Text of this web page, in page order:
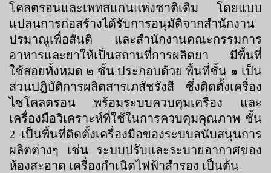
โคลตรอนและเพทสแกนแห่งชาติเดิม โดยแบบ
แปลนการก่อสร้างได้รับการอนุมัติจากสำนักงาน
ปรมาณูเพื่อสันติ และสำนักงานคณะกรรมการ
อาหารและยาให้เป็นสถานที่การผลิตยา มีพื้นที่
ใช้สอยทั้งหมด ๒ ชั้น ประกอบด้วย พื้นที่ชั้น ๑ เป็น
ส่วนปฏิบัติการผลิตสารเภสัชรังสี ซึ่งติดตั้งเครื่อง
ไซโคลตรอน พร้อมระบบควบคุมเครื่อง และ
เครื่องมือวิเคราะห์ที่ใช้ในการควบคุมคุณภาพ ชั้น
2 เป็นพื้นที่ติดตั้งเครื่องมือของระบบสนับสนุนการ
ผลิตต่างๆ เช่น ระบบปรับและระบายอากาศของ
ห้องสะอาด เครื่องกำเนิดไฟฟ้าสำรอง เป็นต้น